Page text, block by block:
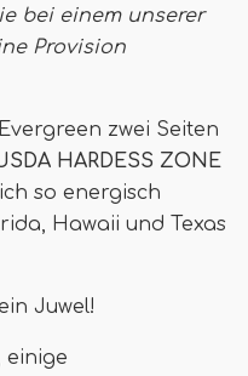
bei einem unserer
Provision
zwei Seiten
HARDESS ZONE
so energisch
Hawaii und Texas
Juwel!
einige